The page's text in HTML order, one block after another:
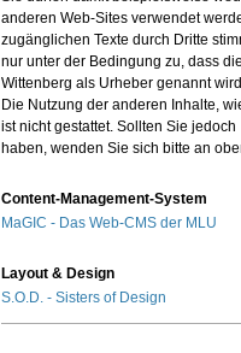
anderen Web-Sites verwendet
zugänglichen Texte durch Dritte
nur unter der Bedingung zu, dass
Wittenberg als Urheber genannt
Die Nutzung der anderen Inhalte,
ist nicht gestattet. Sollten Sie
haben, wenden Sie sich bitte an
Content-Management-System
MaGIC - Das Web-CMS der MLU
Layout & Design
S.O.D. - Sisters of Design